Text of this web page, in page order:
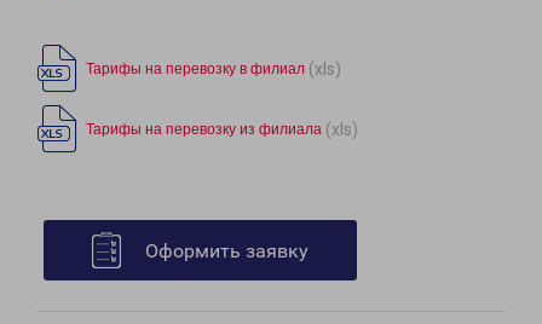
Тарифы на перевозку в филиал (xls)
Тарифы на перевозку из филиала (xls)
Оформить заявку